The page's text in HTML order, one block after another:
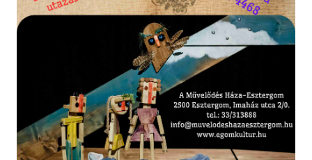
TAGJAINK
Fotográfiai Biennálé
Musical Akadémia JP
ELÉRHETŐSÉGEK